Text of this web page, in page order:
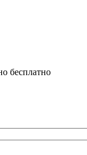
бесплатно